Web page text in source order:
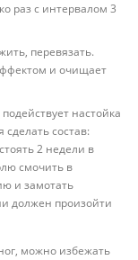
раз с интервалом 3
перевязать.
и очищает
настойка
сделать состав:
2 недели в
смочить в
и замотать
должен произойти
можно избежать